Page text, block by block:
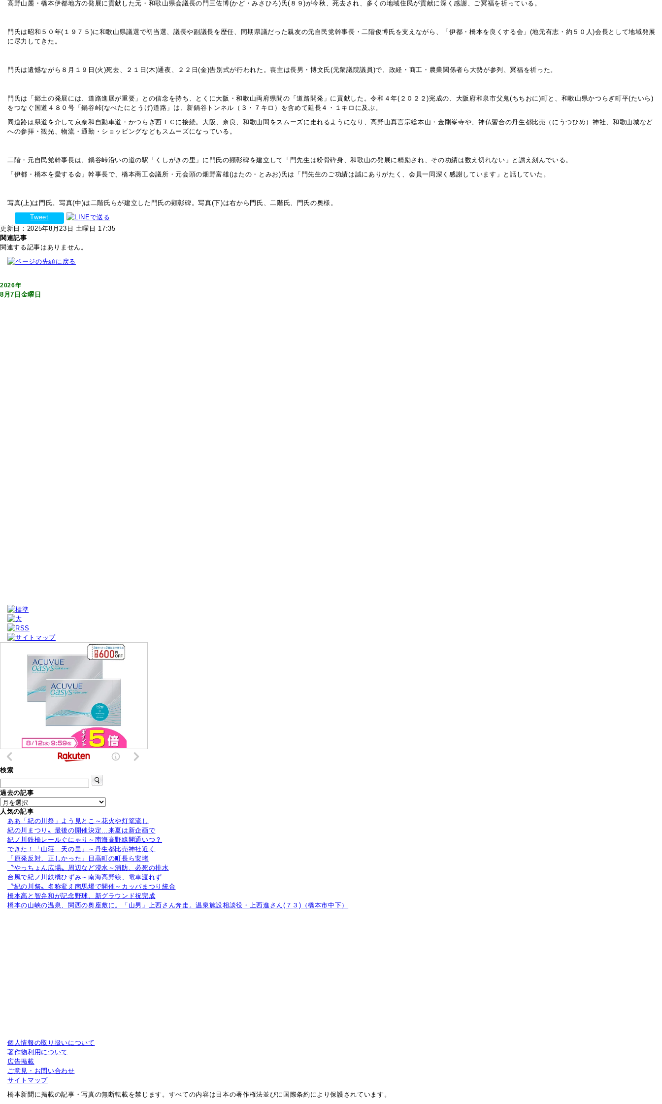
高野山麓・橋本伊都地方の発展に貢献した元・和歌山県会議長の門三佐博(かど・みさひろ)氏(８９)が今秋、死去され、多くの地域住民が貢献に深く感謝、ご冥福を祈っている。
門氏は昭和５０年(１９７５)に和歌山県議選で初当選、議長や副議長を歴任、同期県議だった親友の元自民党幹事長・二階俊博氏を支えながら、「伊都・橋本を良くする会」(地元有志・約５０人)会長として地域発展
に尽力してきた。
門氏は遺憾ながら８月１９日(火)死去、２１日(木)通夜、２２日(金)告別式が行われた。喪主は長男・博文氏(元衆議院議員)で、政経・商工・農業関係者ら大勢が参列、冥福を祈った。
門氏は「郷土の発展には、道路進展が重要」との信念を持ち、とくに大阪・和歌山両府県間の「道路開発」に貢献した。令和４年(２０２２)完成の、大阪府和泉市父鬼(ちちおに)町と、和歌山県かつらぎ町平(たいら)
をつなぐ国道４８０号「鍋谷峠(なべたにとうげ)道路」は、新鍋谷トンネル（３・７キロ）を含めて延長４・１キロに及ぶ。
同道路は県道を介して京奈和自動車道・かつらぎ西ＩＣに接続。大阪、奈良、和歌山間をスムーズに走れるようになり、高野山真言宗総本山・金剛峯寺や、神仏習合の丹生都比売（にうつひめ）神社、和歌山城など
への参拝・観光、物流・通勤・ショッピングなどもスムーズになっている。
二階・元自民党幹事長は、鍋谷峠沿いの道の駅「くしがきの里」に門氏の顕彰碑を建立して「門先生は粉骨砕身、和歌山の発展に精励され、その功績は数え切れない」と讃え刻んでいる。
「伊都・橋本を愛する会」幹事長で、橋本商工会議所・元会頭の畑野富雄(はたの・とみお)氏は「門先生のご功績は誠にありがたく、会員一同深く感謝しています」と話していた。
写真(上)は門氏。写真(中)は二階氏らが建立した門氏の顕彰碑。写真(下)は右から門氏、二階氏、門氏の奥様。
Tweet
更新日：2025年8月23日 土曜日 17:35
関連記事
関連する記事はありません。
2026年
8月7日金曜日
検索
過去の記事
人気の記事
ああ「紀の川祭」よう見とこ～花火や灯篭流し
紀の川まつり〟最後の開催決定…来夏は新企画で
紀ノ川鉄橋レールぐにゃり～南海高野線開通いつ？
できた！「山荘 天の里」～丹生都比売神社近く
「原発反対、正しかった」日高町の町長ら安堵
〝やっちょん広場〟周辺など浸水～消防、必死の排水
台風で紀ノ川鉄橋ひずみ～南海高野線、電車渡れず
〝紀の川祭〟名称変え南馬場で開催～カッパまつり統合
橋本高と智弁和が記念野球、新グラウンド祝完成
橋本の山峡の温泉、関西の奥座敷に。「山男」上西さん奔走。温泉施設相談役・上西進さん(７３)（橋本市中下）
個人情報の取り扱いについて
著作物利用について
広告掲載
ご意見・お問い合わせ
サイトマップ
橋本新聞に掲載の記事・写真の無断転載を禁じます。すべての内容は日本の著作権法並びに国際条約により保護されています。